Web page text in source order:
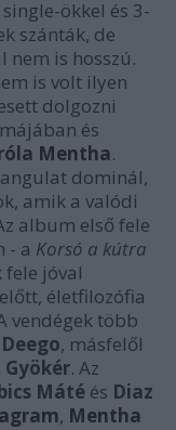
ökkel és 3-
szánták, de
nem is hosszú.
is volt ilyen
dolgozni
és
Mentha.
dominál,
amik a valódi
album első fele
- a Korsó a kútra
jóval
életfilozófia
vendégek több
Deego, másfelől
Gyökér. Az
Máté és Diaz
, Mentha